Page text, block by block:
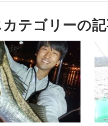
テゴリーの